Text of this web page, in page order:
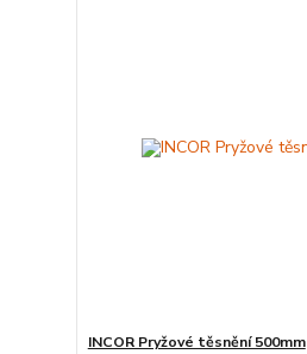
INCOR Pryžové těsnění 500mm